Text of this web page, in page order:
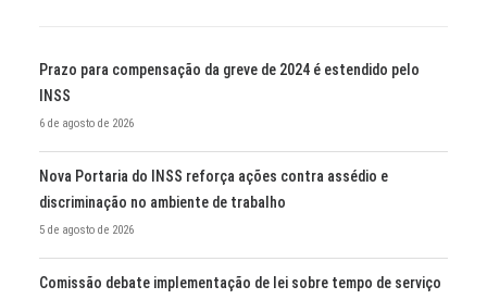
Prazo para compensação da greve de 2024 é estendido pelo
INSS
6 de agosto de 2026
Nova Portaria do INSS reforça ações contra assédio e
discriminação no ambiente de trabalho
5 de agosto de 2026
Comissão debate implementação de lei sobre tempo de serviço